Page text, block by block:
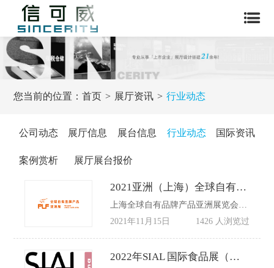
您当前的位置：首页 展厅资讯 行业动态
公司动态 展厅信息 展台信息 行业动态 国际资讯
案例赏析 展厅展台报价
2021亚洲（上海）全球自有品牌产品展览会延期通知
2021年11月15日
1426 人浏览过
2022年SIAL 国际食品展（上海）将于五月下旬开幕！